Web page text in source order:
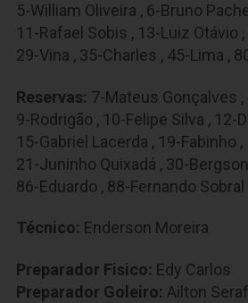
5-William Oliveira , 6-Bruno
11-Rafael Sobis , 13-Luiz Otávio ,
29-Vina , 35-Charles , 45-Lima ,
Reservas: 7-Mateus Gonçalves ,
9-Rodrigão , 10-Felipe Silva , 12-
15-Gabriel Lacerda , 19-Fabinho ,
21-Juninho Quixadá , 30-Bergson
86-Eduardo , 88-Fernando Sobral
Técnico: Enderson Moreira
Preparador Fisico: Edy Carlos
Preparador Goleiro: Ailton